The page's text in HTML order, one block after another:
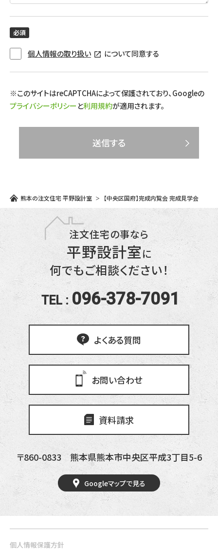
必須
個人情報の取り扱い について同意する
※このサイトはreCAPTCHAによって保護されており、Googleの
プライバシーポリシー と利用規約が適用されます。
熊本の注文住宅 平野設計室 【中央区国府】完成内覧会 完成見学会
注文住宅の事なら
平野設計室に
何でもご相談ください！
TEL : 096-378-7091
よくある質問
お問い合わせ
資料請求
〒860-0833熊本県熊本市中央区平成3丁目5-6
Googleマップで見る
個人情報保護方針